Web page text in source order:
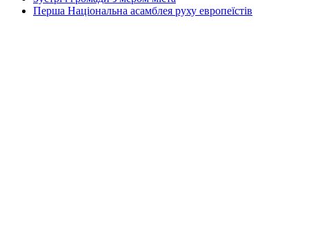
Перша Національна асамблея руху европеїстів